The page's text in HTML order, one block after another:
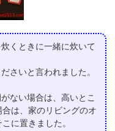
くときに一緒に炊いて
さいと言われました。
ない場合は、高いとこ
は、家のリビングのオ
に置きました。